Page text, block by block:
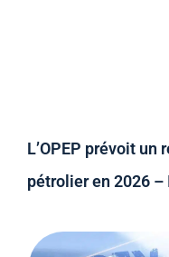
L’OPEP prévoit
pétrolier en 2026 –